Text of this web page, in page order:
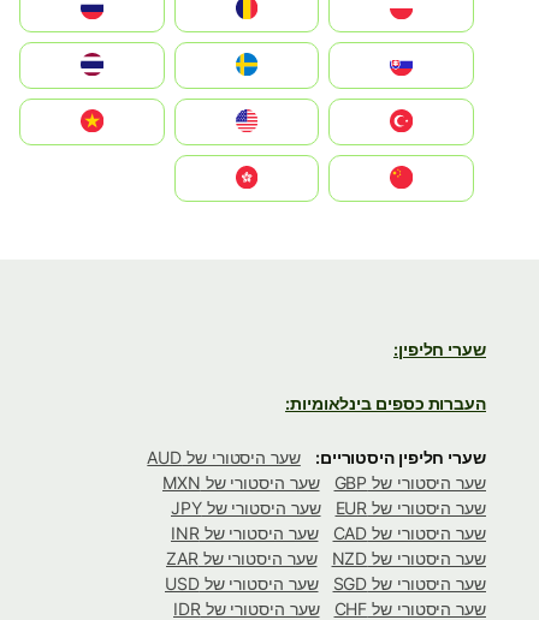
România
Slovensko
United States
Vietnam
שערי חליפין:
העברות כספים בינלאומיות:
שערי חליפין היסטוריים:
שער היסטורי של AUD
שער היסטורי של GBP
שער היסטורי של MXN
שער היסטורי של EUR
שער היסטורי של JPY
שער היסטורי של CAD
שער היסטורי של INR
שער היסטורי של NZD
שער היסטורי של ZAR
שער היסטורי של SGD
שער היסטורי של USD
שער היסטורי של CHF
שער היסטורי של IDR